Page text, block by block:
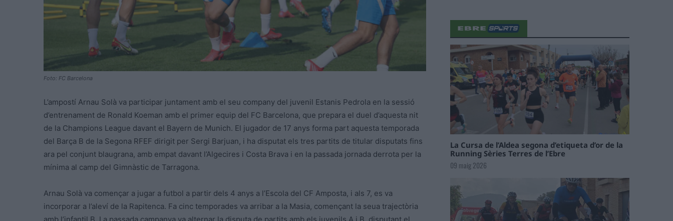
Foto: FC Barcelona
L’ampostí Arnau Solà va participar juntament amb el seu company del juvenil Estanis Pedrola en la sessió
d’entrenament de Ronald Koeman amb el primer equip del FC Barcelona, que prepara el duel d’aquesta nit
de la Champions League davant el Bayern de Munich. El jugador de 17 anys forma part aquesta temporada
del Barça B de la Segona RFEF dirigit per Sergi Barjuan, i ha disputat els tres partits de titular disputats fins
ara pel conjunt blaugrana, amb empat davant l’Algecires i Costa Brava i en la passada jornada derrota per la
mínima al camp del Gimnàstic de Tarragona.
Arnau Solà va començar a jugar a futbol a partir dels 4 anys a l’Escola del CF Amposta, i als 7, es va
incorporar a l’aleví de la Rapitenca. Fa cinc temporades va arribar a la Masia, començant la seua trajectòria
amb l’infantil B. La passada campanya va alternar la disputa de partits amb els juvenils A i B, disputant el
La Cursa de l’Aldea segona d’etiqueta d’or de la
Running Sèries Terres de l’Ebre
09 maig 2026